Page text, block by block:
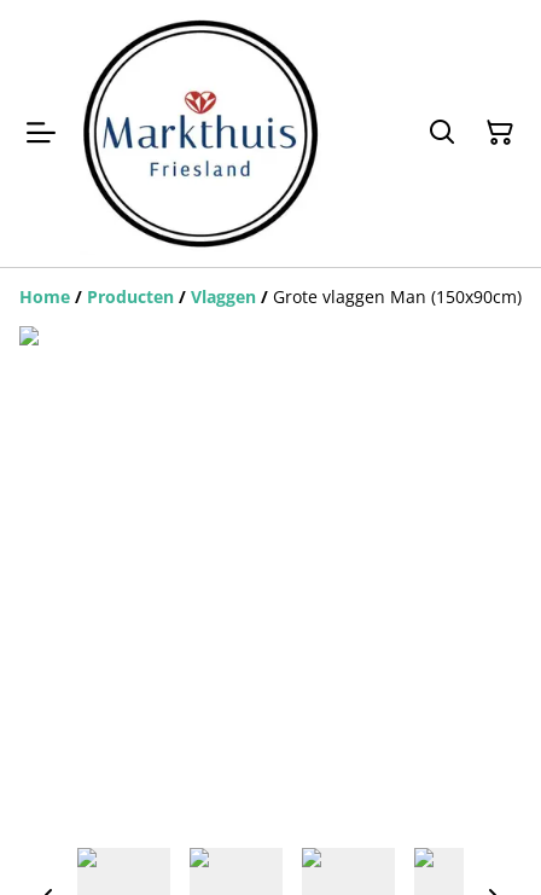
Home / Producten / Vlaggen / Grote vlaggen Man (150x90cm)